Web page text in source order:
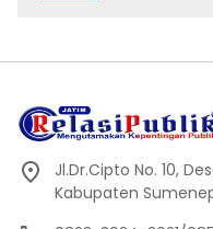
Jl.Dr.Cipto No. 10,
Kabupaten